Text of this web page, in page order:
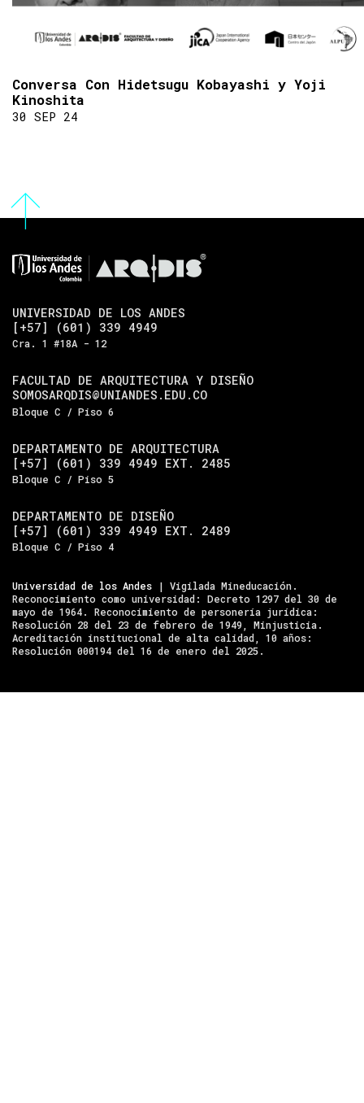
Conversa Con Hidetsugu Kobayashi y Yoji
Kinoshita
30 SEP 24
UNIVERSIDAD DE LOS ANDES
[+57] (601) 339 4949
Cra. 1 #18A - 12
FACULTAD DE ARQUITECTURA Y DISEÑO
SOMOSARQDIS@UNIANDES.EDU.CO
Bloque C / Piso 6
DEPARTAMENTO DE ARQUITECTURA
[+57] (601) 339 4949 EXT. 2485
Bloque C / Piso 5
DEPARTAMENTO DE DISEÑO
[+57] (601) 339 4949 EXT. 2489
Bloque C / Piso 4
Universidad de los Andes | Vigilada Mineducación.
Reconocimiento como universidad: Decreto 1297 del 30 de
mayo de 1964. Reconocimiento de personería jurídica:
Resolución 28 del 23 de febrero de 1949, Minjusticia.
Acreditación institucional de alta calidad, 10 años:
Resolución 000194 del 16 de enero del 2025.